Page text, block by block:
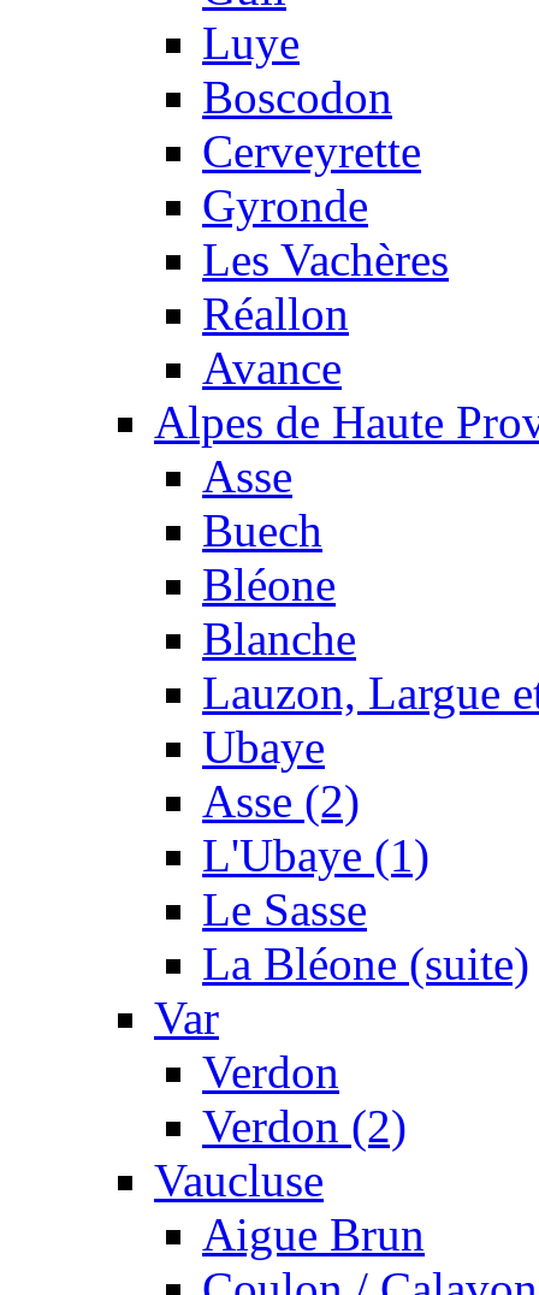
Luye
Boscodon
Cerveyrette
Gyronde
Les Vachères
Réallon
Avance
Alpes de Haute
Asse
Buech
Bléone
Blanche
Lauzon, Largue
Ubaye
Asse (2)
L'Ubaye (1)
Le Sasse
La Bléone (suite)
Var
Verdon
Verdon (2)
Vaucluse
Aigue Brun